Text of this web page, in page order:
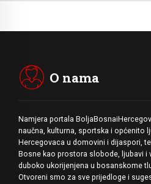
O nama
Namjera portala
naučna, kulturna, sportska i općenito
Hercegovaca u domovini i dijaspori,
Bosne kao prostora slobode, ljubavi
duboko ukorijenjena u bosanskome
Otvoreni smo za sve prijedloge i